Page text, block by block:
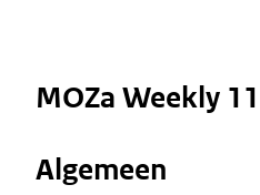
MOZa Weekly
Algemeen